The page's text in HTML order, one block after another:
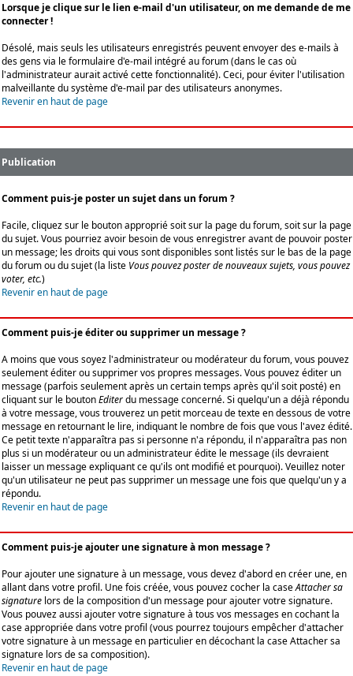
Lorsque je clique sur le lien e-mail d'un utilisateur, on me demande de me
connecter !
Désolé, mais seuls les utilisateurs enregistrés peuvent envoyer des e-mails à
des gens via le formulaire d'e-mail intégré au forum (dans le cas où
l'administrateur aurait activé cette fonctionnalité). Ceci, pour éviter l'utilisation
malveillante du système d'e-mail par des utilisateurs anonymes.
Revenir en haut de page
Publication
Comment puis-je poster un sujet dans un forum ?
Facile, cliquez sur le bouton approprié soit sur la page du forum, soit sur la page
du sujet. Vous pourriez avoir besoin de vous enregistrer avant de pouvoir poster
un message; les droits qui vous sont disponibles sont listés sur le bas de la page
du forum ou du sujet (la liste Vous pouvez poster de nouveaux sujets, vous pouvez
voter, etc.)
Revenir en haut de page
Comment puis-je éditer ou supprimer un message ?
A moins que vous soyez l'administrateur ou modérateur du forum, vous pouvez
seulement éditer ou supprimer vos propres messages. Vous pouvez éditer un
message (parfois seulement après un certain temps après qu'il soit posté) en
cliquant sur le boutonEditerdu message concerné. Si quelqu'un a déjà répondu
à votre message, vous trouverez un petit morceau de texte en dessous de votre
message en retournant le lire, indiquant le nombre de fois que vous l'avez édité.
Ce petit texte n'apparaîtra pas si personne n'a répondu, il n'apparaîtra pas non
plus si un modérateur ou un administrateur édite le message (ils devraient
laisser un message expliquant ce qu'ils ont modifié et pourquoi). Veuillez noter
qu'un utilisateur ne peut pas supprimer un message une fois que quelqu'un y a
répondu.
Revenir en haut de page
Comment puis-je ajouter une signature à mon message ?
Pour ajouter une signature à un message, vous devez d'abord en créer une, en
allant dans votre profil. Une fois créée, vous pouvez cocher la caseAttacher sa
signature lors de la composition d'un message pour ajouter votre signature.
Vous pouvez aussi ajouter votre signature à tous vos messages en cochant la
case appropriée dans votre profil (vous pourrez toujours empêcher d'attacher
votre signature à un message en particulier en décochant la case Attacher sa
signature lors de sa composition).
Revenir en haut de page